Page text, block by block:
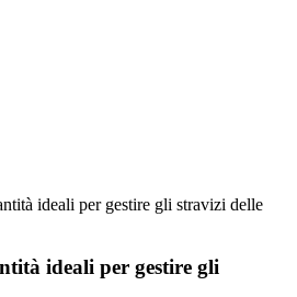
ideali per gestire gli stravizi delle
ideali per gestire gli